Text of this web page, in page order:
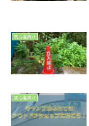
初心者向け
初心者向け